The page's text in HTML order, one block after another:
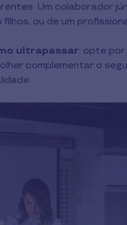
Um colaborador
filhos, ou de um
ultrapassar: opte
complementar o